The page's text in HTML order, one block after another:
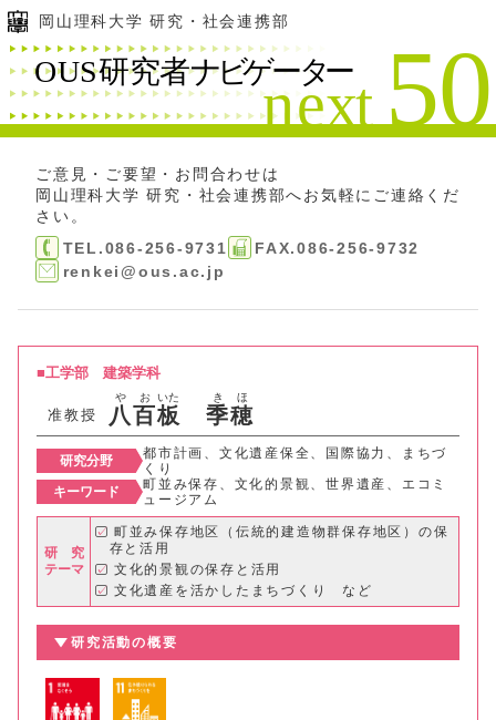
岡山理科大学 研究・社会連携部
ご意見・ご要望・お問合わせは
岡山理科大学 研究・社会連携部へお気軽にご連絡くだ
さい。
TEL.086-256-9731
FAX.086-256-9732
renkei@ous.ac.jp
工学部 建築学科
准教授 八
や
百
お
板
いた
季
き
穂
ほ
研究分野
都市計画、文化遺産保全、国際協力、まちづ
くり
キーワード
町並み保存、文化的景観、世界遺産、エコミ
ュージアム
研 究
テーマ
町並み保存地区（伝統的建造物群保存地区）の保
存と活用
文化的景観の保存と活用
文化遺産を活かしたまちづくり など
研究活動の概要